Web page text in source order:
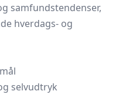
samfundstendenser,
hverdags- og
selvudtryk